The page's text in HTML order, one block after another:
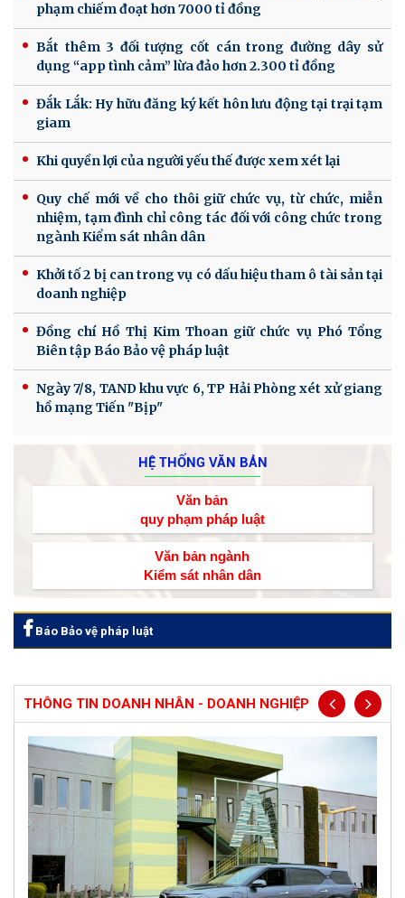
phạm chiếm đoạt hơn 7000 tỉ đồng
Bắt thêm 3 đối tượng cốt cán trong đường dây sử
dụng “app tình cảm” lừa đảo hơn 2.300 tỉ đồng
Đắk Lắk: Hy hữu đăng ký kết hôn lưu động tại trại tạm
giam
Khi quyền lợi của người yếu thế được xem xét lại
Quy chế mới về cho thôi giữ chức vụ, từ chức, miễn
nhiệm, tạm đình chỉ công tác đối với công chức trong
ngành Kiểm sát nhân dân
Khởi tố 2 bị can trong vụ có dấu hiệu tham ô tài sản tại
doanh nghiệp
Đồng chí Hồ Thị Kim Thoan giữ chức vụ Phó Tổng
Biên tập Báo Bảo vệ pháp luật
Ngày 7/8, TAND khu vực 6, TP Hải Phòng xét xử giang
hồ mạng Tiến "Bịp"
HỆ THỐNG VĂN BẢN
Văn bản
quy phạm pháp luật
Văn bản ngành
Kiểm sát nhân dân
Báo Bảo vệ pháp luật
THÔNG TIN DOANH NHÂN - DOANH NGHIỆP